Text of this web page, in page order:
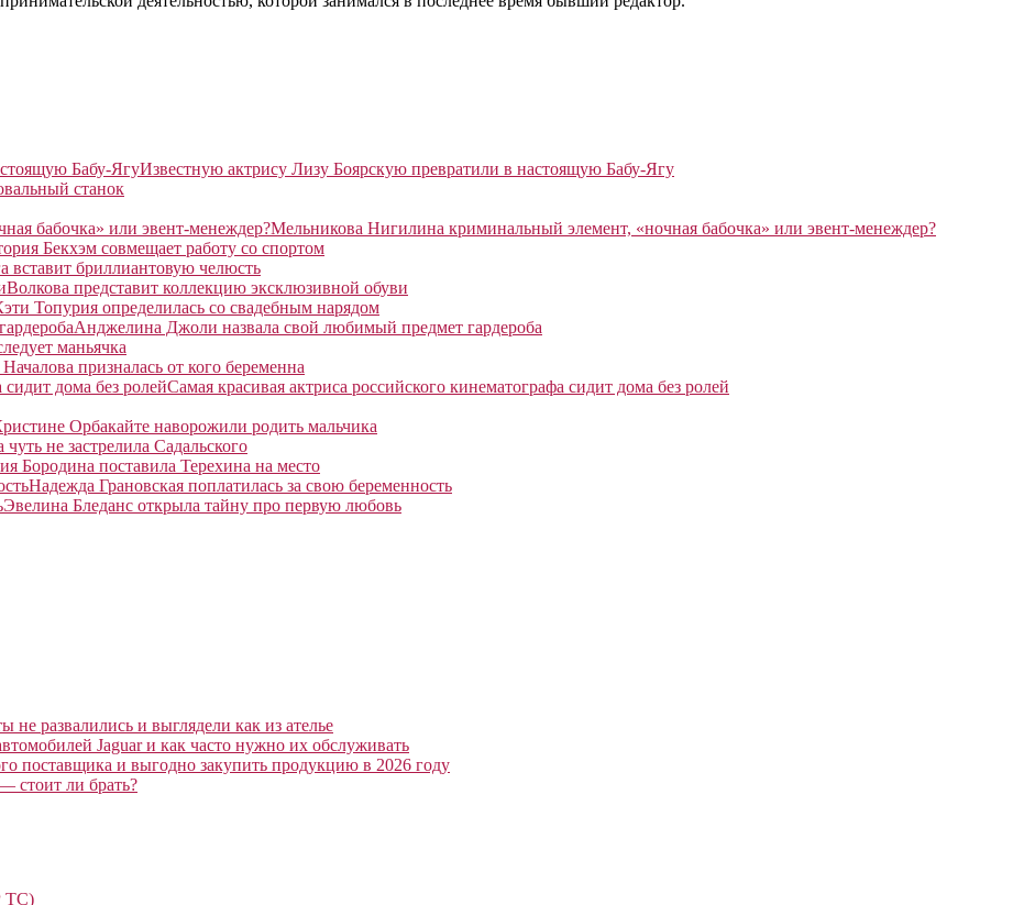
Известную актрису Лизу Боярскую превратили в настоящую Бабу-Ягу
станок
Мельникова Нигилина криминальный элемент, «ночная бабочка» или эвент-менеждер?
Бекхэм совмещает работу со спортом
вставит бриллиантовую челюсть
Волкова представит коллекцию эксклюзивной обуви
Топурия определилась со свадебным нарядом
Анджелина Джоли назвала свой любимый предмет гардероба
маньячка
призналась от кого беременна
Самая красивая актриса российского кинематографа сидит дома без ролей
Орбакайте наворожили родить мальчика
чуть не застрелила Садальского
Бородина поставила Терехина на место
Надежда Грановская поплатилась за свою беременность
Эвелина Бледанс открыла тайну про первую любовь
развалились и выглядели как из ателье
Jaguar и как часто нужно их обслуживать
поставщика и выгодно закупить продукцию в 2026 году
стоит ли брать?
ТС)